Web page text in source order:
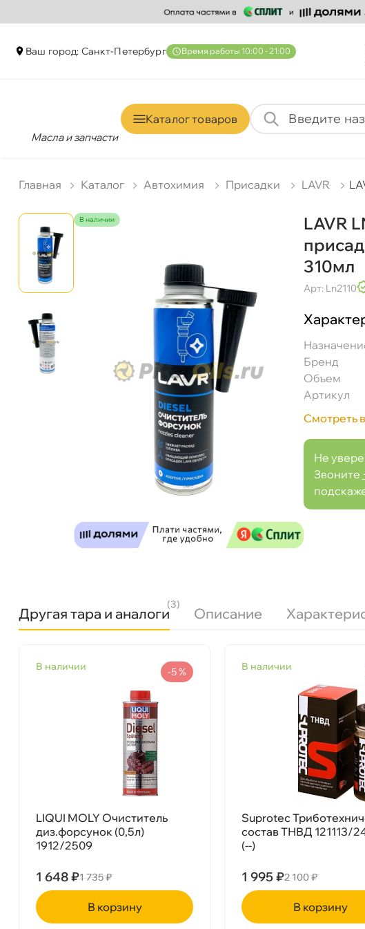
аш город: Санкт-Петербур ремя работы 10:00 - 21:00
Масла и запчасти
Каталог товаро
Главная Катало Автохимия Присадки LAVR
наличии
LAVR
310мл
Арт: Ln2110
Бренд
Объем
Артикул
Смотреть
Не
Звоните
Другая тара и аналоги
(3)
Описание
LIQUI MOLY Очиститель
диз.форсунок (0,5л)
1912/2509
наличии
1 648 ₽
-5 %
1 735 ₽
корзину
Suprotec
состав ТНВД 121113/
(--)
наличии
1 995 ₽2 100 ₽
корзину
Бренд
Ln2110
LAVR LN2110 Очиститель форсунок присадка в диз.